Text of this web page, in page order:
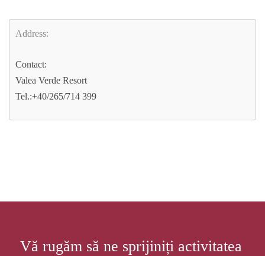
Address:
Contact:
Valea Verde Resort
Tel.:+40/265/714 399
Vă rugăm să ne sprijiniți activitatea